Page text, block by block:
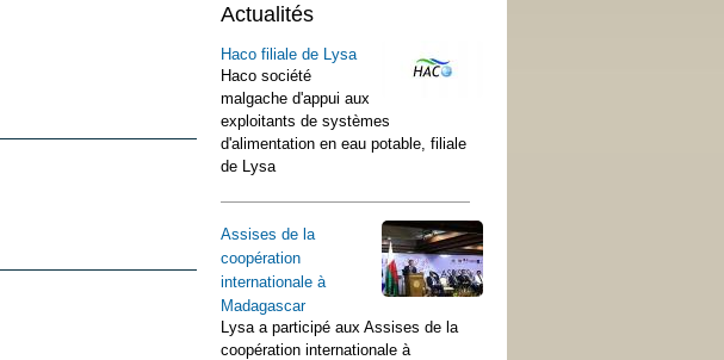
Actualités
Haco filiale de Lysa
Haco société
malgache d'appui aux
exploitants de systèmes
d'alimentation en eau potable, filiale
de Lysa
Assises de la
coopération
internationale à
Madagascar
Lysa a participé aux Assises de la
coopération internationale à